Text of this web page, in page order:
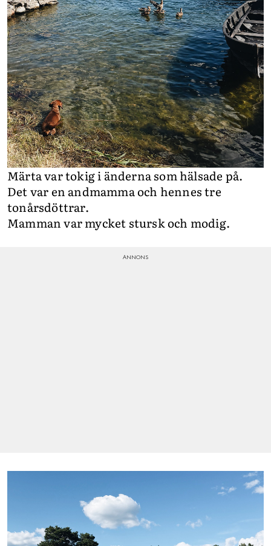
Märta var tokig i änderna som hälsade på.
Det var en andmamma och hennes tre
tonårsdöttrar.
Mamman var mycket stursk och modig.